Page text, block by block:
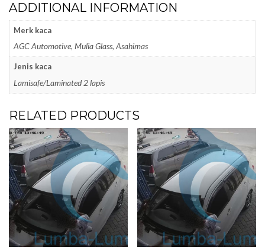
ADDITIONAL INFORMATION
Merk kaca
AGC Automotive, Mulia Glass, Asahimas
Jenis kaca
Lamisafe/Laminated 2 lapis
RELATED PRODUCTS